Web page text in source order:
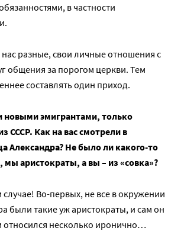
в частности
нас разные, свои личные отношения с
общения за порогом церкви. Тем
составлять один приход.
новымиэмигрантами, только
СССР. Как на вас смотрели в
Александра? Не было ли какого-то
аристократы, а вы – из «совка»?
случае! Во-первых, не все в окружении
были такие уж аристократы, и сам он
относился несколько иронично…